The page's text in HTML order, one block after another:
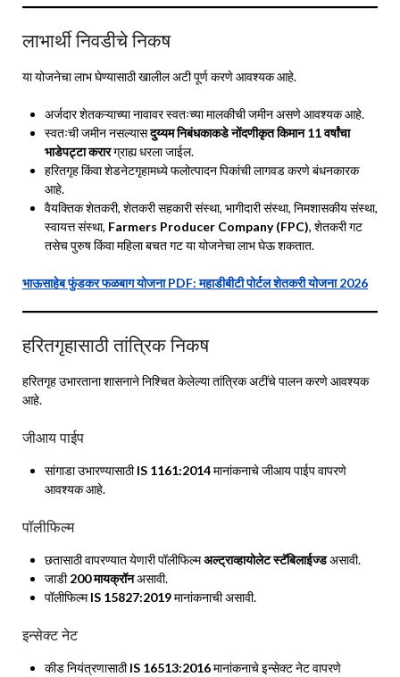
लाभार्थी निवडीचे निकष
या योजनेचा लाभ घेण्यासाठी खालील अटी पूर्ण करणे आवश्यक आहे.
अर्जदार शेतकऱ्याच्या नावावर स्वतःच्या मालकीची जमीन असणे आवश्यक आहे.
स्वतःची जमीन नसल्यासदुय्यम निबंधकाकडे नोंदणीकृत किमान 11 वर्षांचा
भाडेपट्टा करारग्राह्य धरला जाईल.
हरितगृह किंवा शेडनेटगृहामध्ये फलोत्पादन पिकांची लागवड करणे बंधनकारक
आहे.
वैयक्तिक शेतकरी, शेतकरी सहकारी संस्था, भागीदारी संस्था, निमशासकीय संस्था,
स्वायत्त संस्था, Farmers Producer Company (FPC), शेतकरी गट
तसेच पुरुष किंवा महिला बचत गट या योजनेचा लाभ घेऊ शकतात.
भाऊसाहेब फुंडकर फळबाग योजना PDF: महाडीबीटी पोर्टल शेतकरी योजना 2026
हरितगृहासाठी तांत्रिक निकष
हरितगृह उभारताना शासनाने निश्चित केलेल्या तांत्रिक अटींचे पालन करणे आवश्यक
आहे.
जीआय पाईप
सांगाडा उभारण्यासाठीIS 1161:2014मानांकनाचे जीआय पाईप वापरणे
आवश्यक आहे.
पॉलीफिल्म
छतासाठी वापरण्यात येणारी पॉलीफिल्मअल्ट्राव्हायोलेट स्टॅबिलाईज्डअसावी.
जाडी200 मायक्रॉनअसावी.
पॉलीफिल्मIS 15827:2019मानांकनाची असावी.
इन्सेक्ट नेट
कीड नियंत्रणासाठीIS 16513:2016मानांकनाचे इन्सेक्ट नेट वापरणे